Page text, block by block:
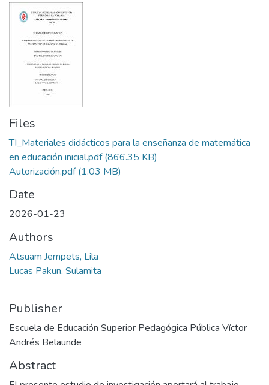
Files
TI_Materiales didácticos para la enseñanza de matemática
en educación inicial.pdf(866.35 KB)
Autorización.pdf(1.03 MB)
Date
2026-01-23
Authors
Atsuam Jempets, Lila
Lucas Pakun, Sulamita
Publisher
Escuela de Educación Superior Pedagógica Pública Víctor
Andrés Belaunde
Abstract